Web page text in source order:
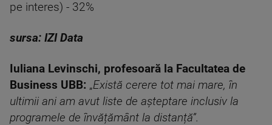
pe interes) - 32%
sursa: IZI Data
Iuliana Levinschi, profesoară la Facultatea de
Business UBB: „Există cerere tot mai mare, în
ultimii ani am avut liste de așteptare inclusiv la
programele de învățământ la distanță”.